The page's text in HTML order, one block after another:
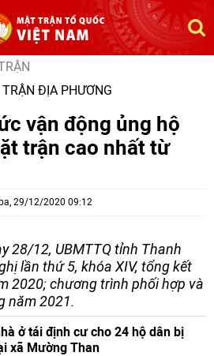
ĐỊA PHƯƠNG
vận động ủng hộ
trận cao nhất từ
29/12/2020 09:12
28/12, UBMTTQ tỉnh Thanh
lần thứ 5, khóa XIV, tổng kết
2020; chương trình phối hợp và
năm 2021.
ở tái định cư cho 24 hộ dân bị
xã Mường Than